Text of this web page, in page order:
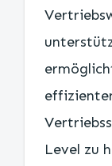
Level zu